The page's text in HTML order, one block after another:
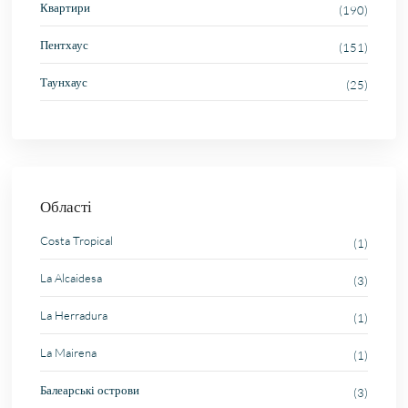
Квартири (190)
Пентхаус (151)
Таунхаус (25)
Області
Costa Tropical (1)
La Alcaidesa (3)
La Herradura (1)
La Mairena (1)
Балеарські острови (3)